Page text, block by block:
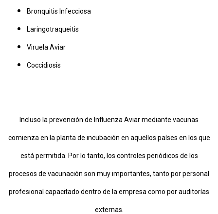
Bronquitis Infecciosa
Laringotraqueitis
Viruela Aviar
Coccidiosis
Incluso la prevención de Influenza Aviar mediante vacunas
comienza en la planta de incubación en aquellos países en los que
está permitida. Por lo tanto, los controles periódicos de los
procesos de vacunación son muy importantes, tanto por personal
profesional capacitado dentro de la empresa como por auditorías
externas.